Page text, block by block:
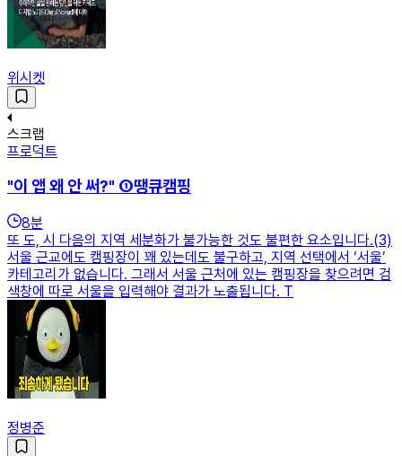
위시켓
스크랩
프로덕트
"이 앱 왜 안 써?" ①땡큐캠핑
8분
또 도, 시 다음의 지역 세분화가 불가능한 것도 불편한 요소입니다.(3)
서울 근교에도 캠핑장이 꽤 있는데도 불구하고, 지역 선택에서 ‘서울’
카테고리가 없습니다. 그래서 서울 근처에 있는 캠핑장을 찾으려면 검
색창에 따로 서울을 입력해야 결과가 노출됩니다. T
정병준